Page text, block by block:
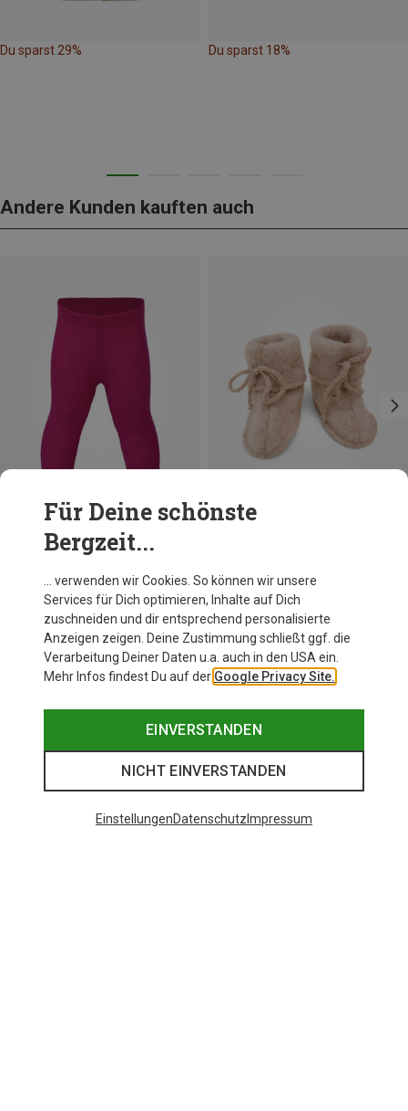
Du sparst 29% Du sparst 18%
Andere Kunden kauften auch
Du sparst 19%
Für Deine schönste
Bergzeit...
… verwenden wir Cookies. So können wir unsere
Services für Dich optimieren, Inhalte auf Dich
zuschneiden und dir entsprechend personalisierte
Anzeigen zeigen. Deine Zustimmung schließt ggf. die
Verarbeitung Deiner Daten u.a. auch in den USA ein.
Mehr Infos findest Du auf der Google Privacy Site.
EINVERSTANDEN
NICHT EINVERSTANDEN
EinstellungenDatenschutz Impressum